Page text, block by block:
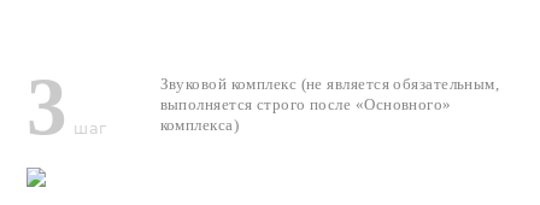
3 шаг
Звуковой комплекс (не является обязательным,
выполняется строго после «Основного»
комплекса)